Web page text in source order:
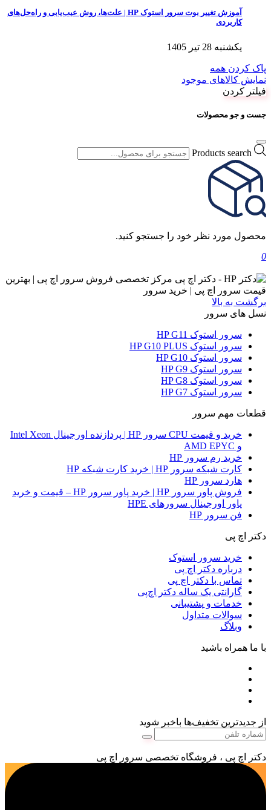
آموزش تغییر بوت سرور استوک HP | علت‌ها، روش عیب‌یابی و راه‌حل‌های
کاربردی
یکشنبه 28 تیر 1405
پاک کردن همه
نمایش کالاهای موجود
فیلتر کردن
جست و جو محصولات
Products search
محصول مورد نظر خود را جستجو کنید.
0
برگشت به بالا
نسل های سرور
سرور استوک HP G11
سرور استوک HP G10 PLUS
سرور استوک HP G10
سرور استوک HP G9
سرور استوک HP G8
سرور استوک HP G7
قطعات مهم سرور
خرید و قیمت CPU سرور HP | پردازنده اورجینال Intel Xeon
و AMD EPYC
خرید رم سرور HP
کارت شبکه سرور HP | خرید کارت شبکه HP
هارد سرور HP
فروش پاور سرور HP | خرید پاور سرور HP – قیمت و خرید
پاور اورجینال سرورهای HPE
فن سرور HP
دکتر اچ پی
خرید سرور استوک
درباره دکتر اچ پی
تماس با دکتر اچ پی
گارانتی یک ساله دکتر اچ‌پی
خدمات و پشتیبانی
سوالات متداول
وبلاگ
با ما همراه باشید
از جدیدترین تخفیف‌ها باخبر شوید
دکتر اچ پی ، فروشگاه تخصصی سرور اچ پی